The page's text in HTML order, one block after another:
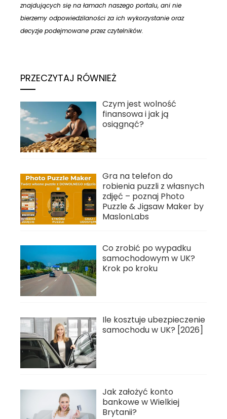
znajdujących się na łamach naszego portalu, ani nie
bierzemy odpowiedzilaności za ich wykorzystanie oraz
decyzje podejmowane przez czytelników.
PRZECZYTAJ RÓWNIEŻ
Czym jest wolność
finansowa i jak ją
osiągnąć?
Gra na telefon do
robienia puzzli z własnych
zdjęć – poznaj Photo
Puzzle & Jigsaw Maker by
MaslonLabs
Co zrobić po wypadku
samochodowym w UK?
Krok po kroku
Ile kosztuje ubezpieczenie
samochodu w UK? [2026]
Jak założyć konto
bankowe w Wielkiej
Brytanii?